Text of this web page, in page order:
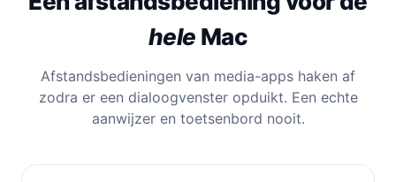
hele Mac
Afstandsbedieningen van media-apps haken af
zodra er een dialoogvenster opduikt. Een echte
aanwijzer en toetsenbord nooit.